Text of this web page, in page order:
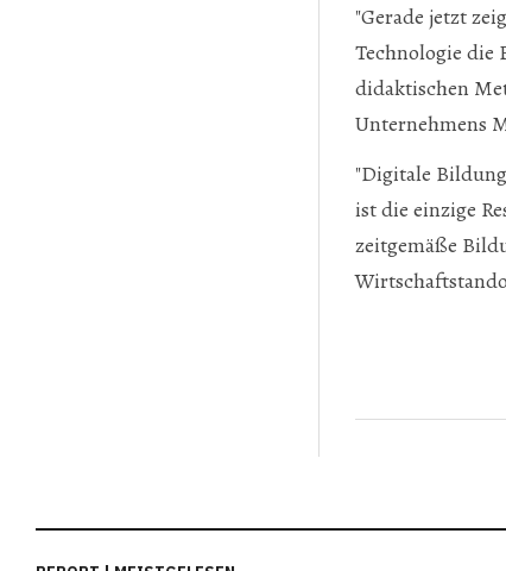
"Gerade jetzt
Technologie die
didaktischen
Unternehmens
"Digitale
ist die einzige
zeitgemäße